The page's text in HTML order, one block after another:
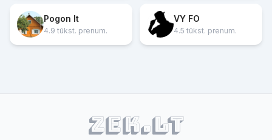
Pogon lt
4.9 tūkst. prenum.
VY FO
4.5 tūkst. prenum.
ZEK.lt